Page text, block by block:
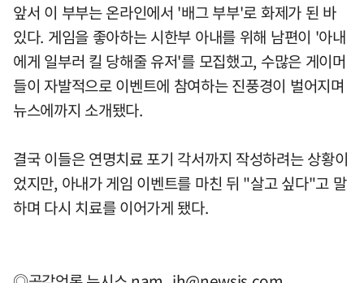
앞서 이 부부는 온라인에서 '배그 부부'로 화제가 된 바
있다. 게임을 좋아하는 시한부 아내를 위해 남편이 '아내
에게 일부러 킬 당해줄 유저'를 모집했고, 수많은 게이머
들이 자발적으로 이벤트에 참여하는 진풍경이 벌어지며
뉴스에까지 소개됐다.
결국 이들은 연명치료 포기 각서까지 작성하려는 상황이
었지만, 아내가 게임 이벤트를 마친 뒤 "살고 싶다"고 말
하며 다시 치료를 이어가게 됐다.